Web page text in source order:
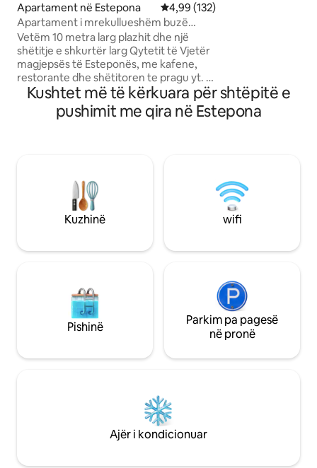
Apartament në Estepona Vlerësimi mesatar 4,99 nga 5,
4,99 (132)
Apartament i mrekullueshëm buzë
plazhit në qytetin Estepona
Vetëm 10 metra larg plazhit dhe një
shëtitje e shkurtër larg Qytetit të Vjetër
magjepsës të Esteponës, me kafene,
restorante dhe shëtitoren te pragu yt. I
vendosur në katin e 5-të me qasje me
ashensor, ky apartament i rinovuar
rishtazi është projektuar për rehati dhe
(janar-mars) të disponueshme për ata
që duan të shijojnë një ritëm më të
ngadaltë jete. Mos ngurro të na
kontaktosh për më shumë detaje.
ndaluara. Vetëm
Kushtet më të kërkuara për shtëpitë e
pushimit me qira në Estepona
Kuzhinë wifi
Pishinë
Parkim pa pagesë
në pronë
Ajër i kondicionuar